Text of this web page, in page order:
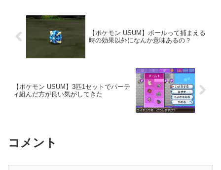
【ポケモン USUM】ボールって捕まえる
時の効果以外になんか意味あるの？
【ポケモン USUM】3匹1セットでパーテ
ィ組んだ方が良い気がしてきた
コメント